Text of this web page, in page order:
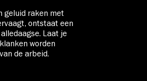
geluid raken met
ontstaat een
Laat je
worden
de arbeid.